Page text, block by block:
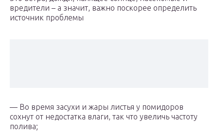
вредители – а значит, важно поскорее определить
источник проблемы
— Во время засухи и жары листья у помидоров
сохнут от недостатка влаги, так что увеличь частоту
полива;